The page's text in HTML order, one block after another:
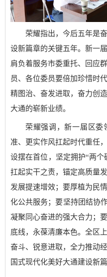
荣耀指出，今后五年是
设新篇章的关键五年。新一
肩负着服务市委重托、回应
员、各位委员要倍加珍惜时
精图治、奋发进取，奋力创
大通的崭新业绩。
荣耀强调，新一届区委
准、更实作风扛起时代重任
设摆在首位，坚定拥护“两
扛起实干之责，锚定高质量
发展提速增效；要厚植为民
化公共服务；要坚持团结协
凝聚同心奋进的强大合力；
底线，永葆清廉本色。全区
奋斗、锐意进取，全力推动
国式现代化美好大通建设新篇